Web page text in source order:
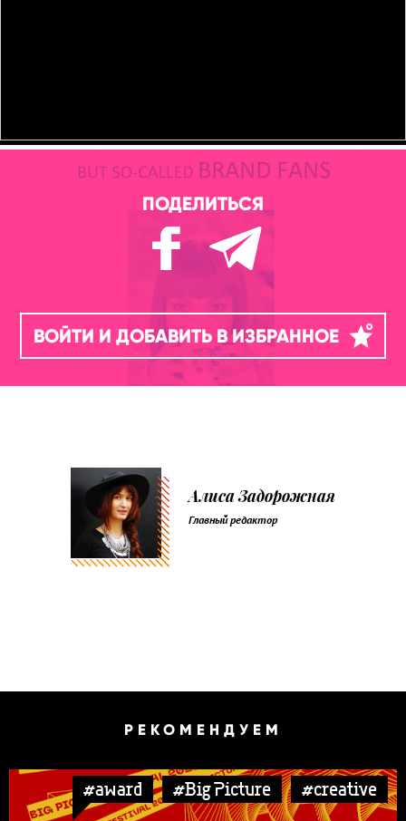
ПОДЕЛИТЬСЯ
ВОЙТИ И ДОБАВИТЬ В ИЗБРАННОЕ
Алиса Задорожная
Главный редактор
РЕКОМЕНДУЕМ
#award #Big Picture #creative